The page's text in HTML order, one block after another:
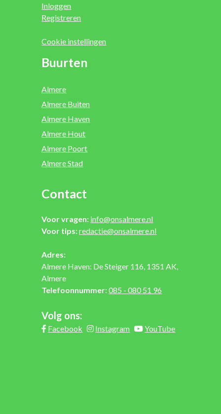
Inloggen
Registreren
Cookie instellingen
Buurten
Almere
Almere Buiten
Almere Haven
Almere Hout
Almere Poort
Almere Stad
Contact
Voor vragen: info@onsalmere.nl
Voor tips:redactie@onsalmere.nl
Adres:
Almere Haven: De Steiger 116, 1351 AK,
Almere
Telefoonnummer:085 - 080 51 96
Volg ons:
Facebook Instagram YouTube